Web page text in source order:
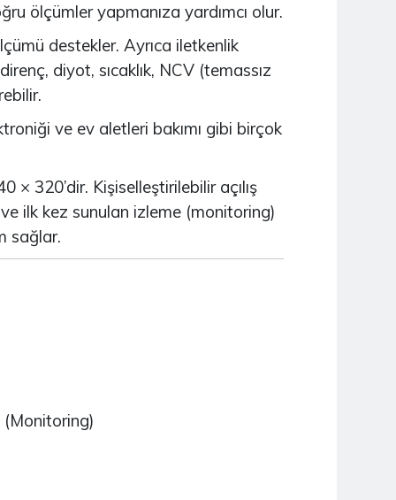
NUCLEO-H745ZI-Q
NUCLEO-H7A3ZI-Q
ölçümler yapmanıza yardımcı olur.
destekler. Ayrıca iletkenlik
diyot, sıcaklık, NCV (temassız
ve ev aletleri bakımı gibi birçok
320’dir. Kişiselleştirilebilir açılış
ilk kez sunulan izleme (monitoring)
sağlar.
(Monitoring)